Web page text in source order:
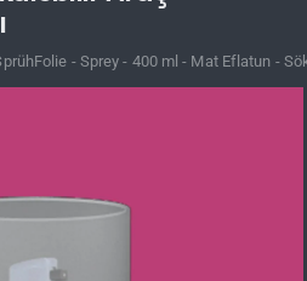
- Sprey - 400 ml - Mat Eflatun -